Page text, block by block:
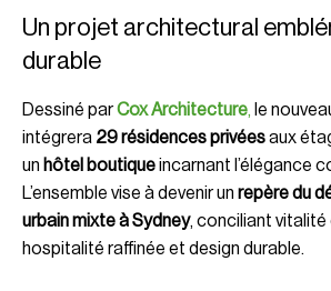
Un projet architectural
durable
Dessiné parCox Architecture, le
intégrera 29 résidences privéesaux
un hôtel boutiqueincarnant l’élégance
L’ensemble vise à devenir un repère du
urbain mixte à Sydney, conciliant
hospitalité raffinée et design durable.